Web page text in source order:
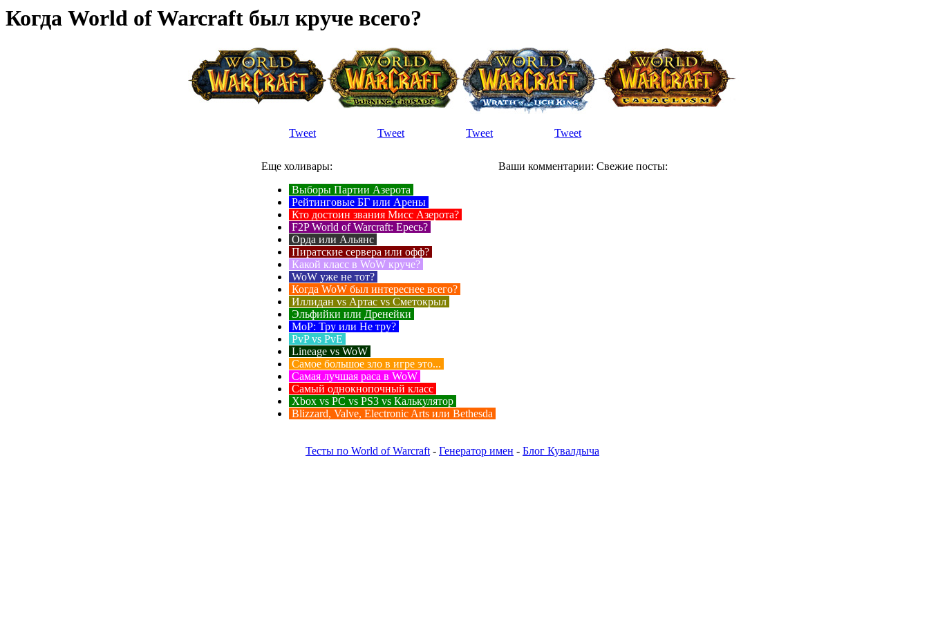
Когда World of Warcraft был круче всего?
Tweet Tweet Tweet Tweet
Еще холивары:
Выборы Партии Азерота
Рейтинговые БГ или Арены
Кто достоин звания Мисс Азерота?
F2P World of Warcraft: Ересь?
Орда или Альянс
Пиратские сервера или офф?
Какой класс в WoW круче?
WoW уже не тот?
Когда WoW был интереснее всего?
Иллидан vs Артас vs Сметокрыл
Эльфийки или Дренейки
MoP: Тру или Не тру?
PvP vs PvE
Lineage vs WoW
Самое большое зло в игре это...
Самая лучшая раса в WoW
Самый однокнопочный класс
Xbox vs PC vs PS3 vs Калькулятор
Blizzard, Valve, Electronic Arts или Bethesda
Ваши комментарии: Свежие посты:
Тесты по World of Warcraft- Генератор имен - Блог Кувалдыча